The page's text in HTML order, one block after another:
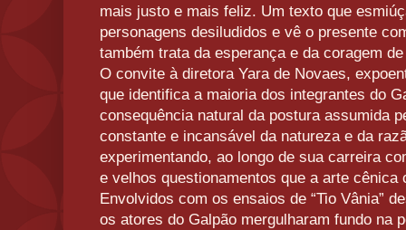
mais justo e mais feliz. Um texto que
personagens desiludidos e vê o presente
também trata da esperança e da coragem
O convite à diretora Yara de Novaes,
que identifica a maioria dos integrantes do
consequência natural da postura assumida
constante e incansável da natureza e da
experimentando, ao longo de sua carreira
e velhos questionamentos que a arte cênica
Envolvidos com os ensaios de “Tio Vânia”
os atores do Galpão mergulharam fundo na